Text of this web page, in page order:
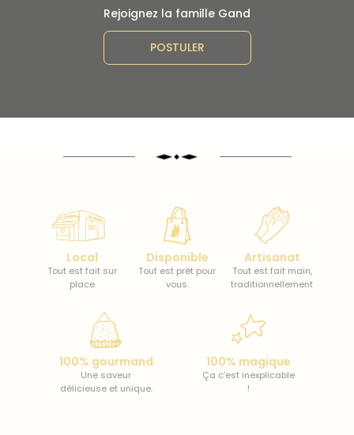
Rejoignez la famille Gand
POSTULER
Local
Tout est fait sur
place
Disponible
Tout est prêt pour
vous.
Artisanat
Tout est fait main,
traditionnellement
100% gourmand
Une saveur
délicieuse et unique.
100% magique
Ça c’est inexplicable
!